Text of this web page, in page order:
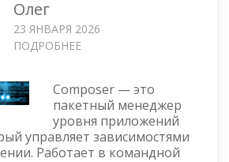
Олег
23 ЯНВАРЯ 2026
ПОДРОБНЕЕ
В
UBUNTU
Composer — это
пакетный менеджер
уровня приложений
управляет зависимостями
Работает в командной